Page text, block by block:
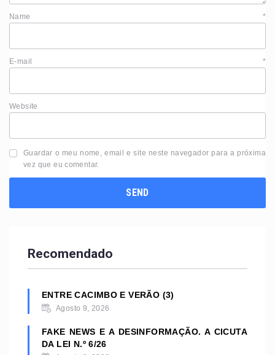
Name *
E-mail *
Website
Guardar o meu nome, email e site neste navegador para a próxima
vez que eu comentar.
Recomendado
ENTRE CACIMBO E VERÃO (3)
Agosto 9, 2026
FAKE NEWS E A DESINFORMAÇÃO. A CICUTA
DA LEI N.º 6/26